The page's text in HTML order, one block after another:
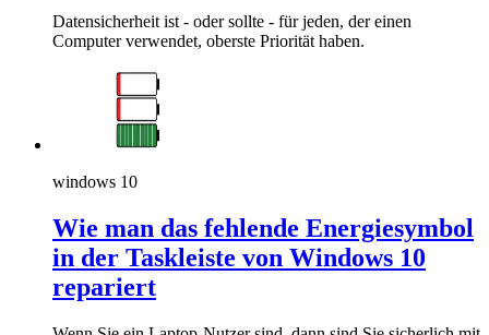
Datensicherheit ist - oder sollte - für jeden, der einen
Computer verwendet, oberste Priorität haben.
windows 10
Wie man das fehlende Energiesymbol
in der Taskleiste von Windows 10
repariert